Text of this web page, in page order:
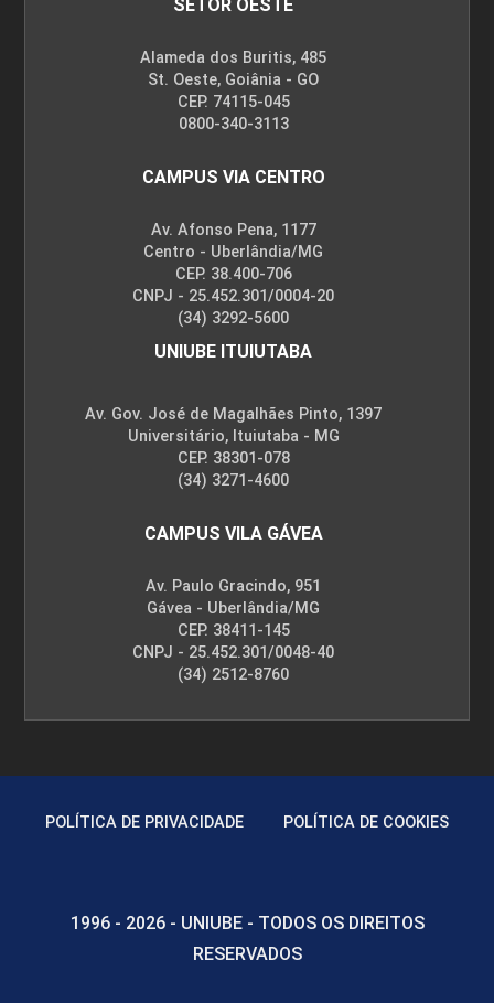
SETOR OESTE
Alameda dos Buritis, 485
St. Oeste, Goiânia - GO
CEP. 74115-045
0800-340-3113
CAMPUS VIA CENTRO
Av. Afonso Pena, 1177
Centro - Uberlândia/MG
CEP. 38.400-706
CNPJ - 25.452.301/0004-20
(34) 3292-5600
UNIUBE ITUIUTABA
Av. Gov. José de Magalhães Pinto, 1397
Universitário, Ituiutaba - MG
CEP. 38301-078
(34) 3271-4600
CAMPUS VILA GÁVEA
Av. Paulo Gracindo, 951
Gávea - Uberlândia/MG
CEP. 38411-145
CNPJ - 25.452.301/0048-40
(34) 2512-8760
POLÍTICA DE PRIVACIDADE POLÍTICA DE COOKIES
1996 - 2026 - UNIUBE - TODOS OS DIREITOS
RESERVADOS